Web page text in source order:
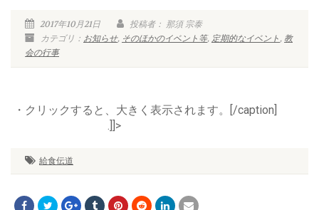
2017年10月21日
投稿者： 那須 宗泰
カテゴリ： お知らせ, そのほかのイベント等, 定期的なイベント, 教
会の行事
・クリックすると、大きく表示されます。[/caption]
.]]>
給食伝道